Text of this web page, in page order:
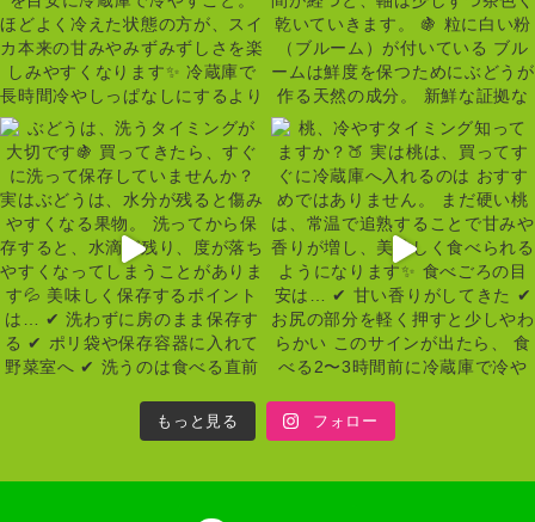
もっと見る フォロー